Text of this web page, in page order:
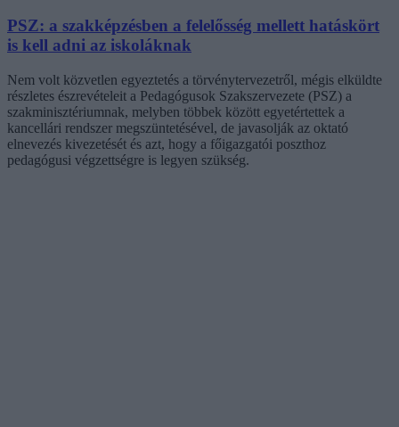
PSZ: a szakképzésben a felelősség mellett hatáskört
is kell adni az iskoláknak
Nem volt közvetlen egyeztetés a törvénytervezetről, mégis elküldte
részletes észrevételeit a Pedagógusok Szakszervezete (PSZ) a
szakminisztériumnak, melyben többek között egyetértettek a
kancellári rendszer megszüntetésével, de javasolják az oktató
elnevezés kivezetését és azt, hogy a főigazgatói poszthoz
pedagógusi végzettségre is legyen szükség.